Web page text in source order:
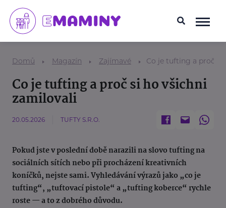
Domů Magazín Zajímavé Co je tufting a proč si
Co je tufting a proč si ho všichni
zamilovali
20.05.2026 TUFTY S.R.O.
Pokud jste v poslední době narazili na slovo tufting na
sociálních sítích nebo při procházení kreativních
koníčků, nejste sami. Vyhledávání výrazů jako „co je
tufting“, „tuftovací pistole“ a „tufting koberce“ rychle
roste — a to z dobrého důvodu.